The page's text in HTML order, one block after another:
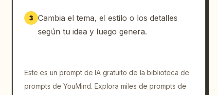
3 Cambia el tema, el estilo o los detalles
según tu idea y luego genera.
Este es un prompt de IA gratuito de la biblioteca de
prompts de YouMind. Explora miles de prompts de